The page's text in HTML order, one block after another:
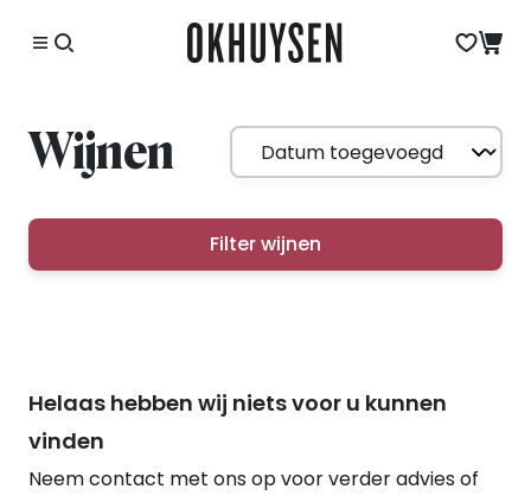
Wijnen
Filter wijnen
Helaas hebben wij niets voor u kunnen
vinden
Neem contact met ons op voor verder advies of